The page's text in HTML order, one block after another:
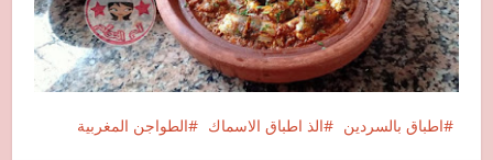
اطباق بالسردين الذ اطباق الاسماك الطواجن المغربية